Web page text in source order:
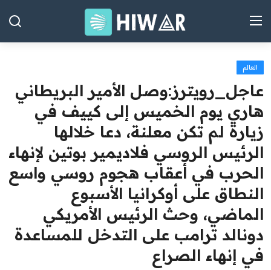
الصفحة الرئيسية
العراق
الشرق الأوسط
العالم
المقالات
الاقتصاد
الصحة
رياضة
العالم
عاجل_رويترز:‏وصل الأمير البريطاني
هاري يوم الخميس إلى كييف في
زيارة لم تكن معلنة، دعا خلالها
الرئيس الروسي فلاديمير ​بوتين لإنهاء
الحرب في أعقاب هجوم روسي واسع
النطاق ‌على أوكرانيا الأسبوع
الماضي، وحث الرئيس الأمريكي
دونالد ترامب على التدخل للمساعدة
في إنهاء الصراع